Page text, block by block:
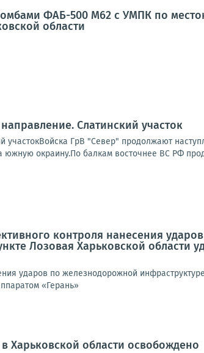
ФАБ-500 М62 с УМПК по
области
Слатинский участок
участокВойска ГрВ "Север" продолжают
окраину.По балкам восточнее ВС РФ
контроля нанесения
Лозовая Харьковской области
ударов по железнодорожной
«Герань»
Харьковской области освобождено